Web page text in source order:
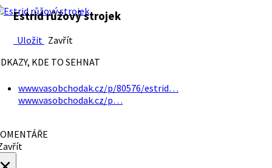
Estrid růžový strojek
Uložit Zavřít
KDE TO SEHNAT
www.vasobchodak.cz/p/80576/estrid…
www.vasobchodak.cz/p…